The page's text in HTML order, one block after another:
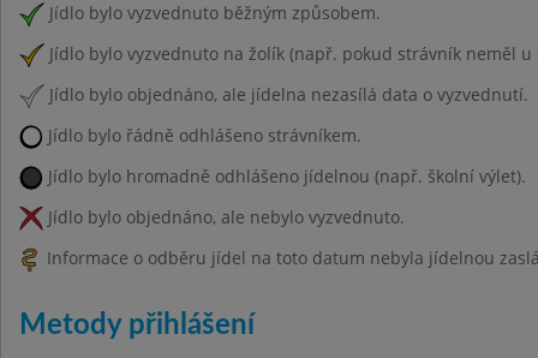
Jídlo bylo vyzvednuto běžným způsobem.
Jídlo bylo vyzvednuto na žolík (např. pokud strávník neměl u
Jídlo bylo objednáno, ale jídelna nezasílá data o vyzvednutí.
Jídlo bylo řádně odhlášeno strávníkem.
Jídlo bylo hromadně odhlášeno jídelnou (např. školní výlet).
Jídlo bylo objednáno, ale nebylo vyzvednuto.
Informace o odběru jídel na toto datum nebyla jídelnou
Metody přihlášení